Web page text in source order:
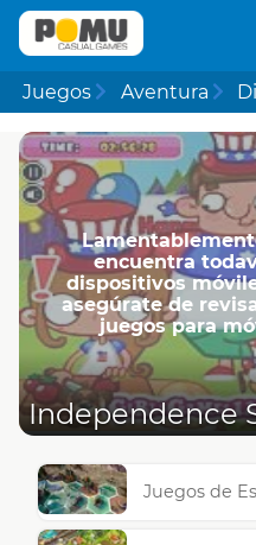
Juegos Aventura
encuentra
dispositivos
asegúrate de
juegos para
Independence
Juegos de